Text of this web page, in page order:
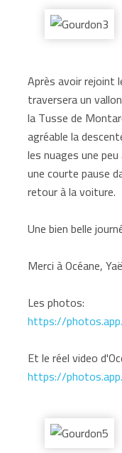
Après avoir rejoint
traversera un
la Tusse de
agréable la
les nuages une
une courte pause
retour à la voiture.
Une bien belle
Merci à Océane,
Les photos:
https://
Et le réel video
https://